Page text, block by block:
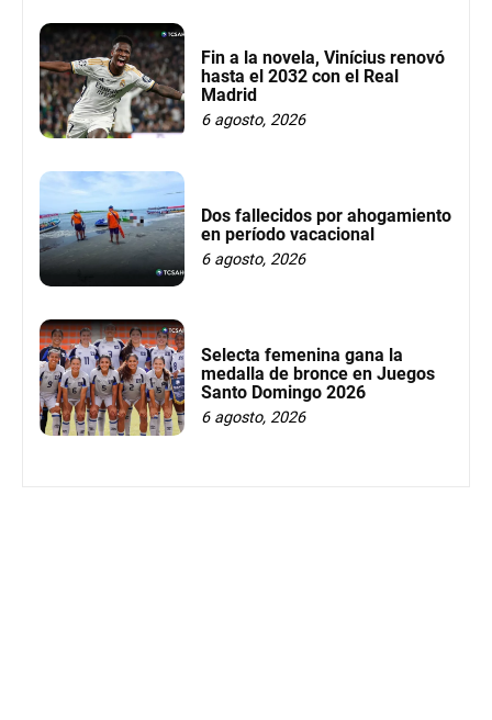
Fin a la novela, Vinícius renovó
hasta el 2032 con el Real
Madrid
6 agosto, 2026
Dos fallecidos por ahogamiento
en período vacacional
6 agosto, 2026
Selecta femenina gana la
medalla de bronce en Juegos
Santo Domingo 2026
6 agosto, 2026